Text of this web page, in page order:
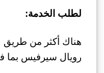
لطلب الخدمة:
هناك أكثر من
رويال سيرفيس بما